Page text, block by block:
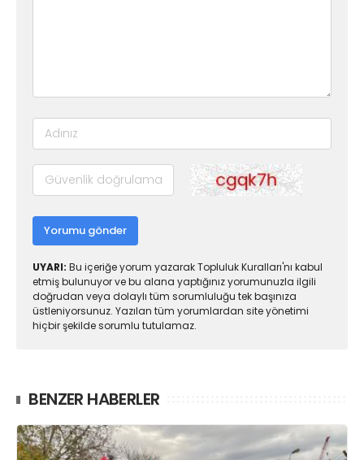
Yorumu gönder
UYARI: Bu içeriğe yorum yazarak Topluluk Kuralları'nı kabul
etmiş bulunuyor ve bu alana yaptığınız yorumunuzla ilgili
doğrudan veya dolaylı tüm sorumluluğu tek başınıza
üstleniyorsunuz. Yazılan tüm yorumlardan site yönetimi
hiçbir şekilde sorumlu tutulamaz.
BENZER HABERLER